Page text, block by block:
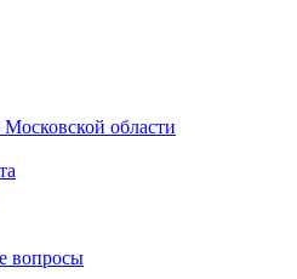
области
вопросы